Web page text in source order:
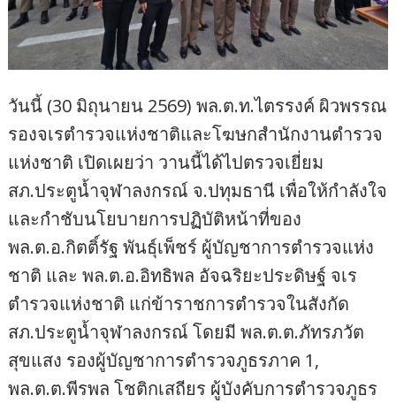
วันนี้ (30 มิถุนายน 2569) พล.ต.ท.ไตรรงค์ ผิวพรรณ
รองจเรตำรวจแห่งชาติและโฆษกสำนักงานตำรวจ
แห่งชาติ เปิดเผยว่า วานนี้ได้ไปตรวจเยี่ยม
สภ.ประตูน้ำจุฬาลงกรณ์ จ.ปทุมธานี เพื่อให้กำลังใจ
และกำชับนโยบายการปฏิบัติหน้าที่ของ
พล.ต.อ.กิตติ์รัฐ พันธุ์เพ็ชร์ ผู้บัญชาการตำรวจแห่ง
ชาติ และ พล.ต.อ.อิทธิพล อัจฉริยะประดิษฐ์ จเร
ตำรวจแห่งชาติ แก่ข้าราชการตำรวจในสังกัด
สภ.ประตูน้ำจุฬาลงกรณ์ โดยมี พล.ต.ต.ภัทรภวัต
สุขแสง รองผู้บัญชาการตำรวจภูธรภาค 1,
พล.ต.ต.พีรพล โชติกเสถียร ผู้บังคับการตำรวจภูธร